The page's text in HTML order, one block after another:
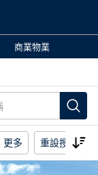
商業物業
更多 重設搜尋